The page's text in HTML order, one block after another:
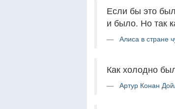
Если бы это
и было. Но так
Алиса в стране
Как холодно
Артур Конан